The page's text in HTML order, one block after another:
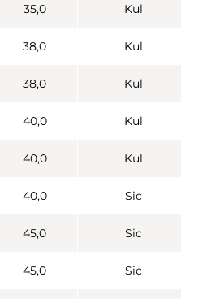
35,0 Kul
38,0 Kul
38,0 Kul
40,0 Kul
40,0 Kul
40,0 Sic
45,0 Sic
45,0 Sic